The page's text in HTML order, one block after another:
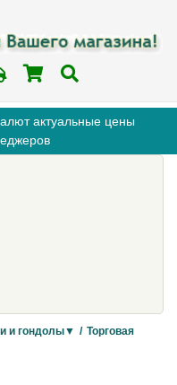
актуальные цены
и гондолы▼ / Торговая